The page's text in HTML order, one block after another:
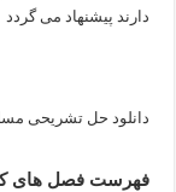
دارند پیشنهاد می گردد
دانلود حل تشریحی
فهرست فصل های